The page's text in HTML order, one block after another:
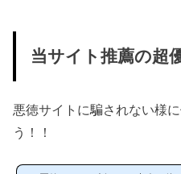
当サイト推薦の超
悪徳サイトに騙されない様
う！！